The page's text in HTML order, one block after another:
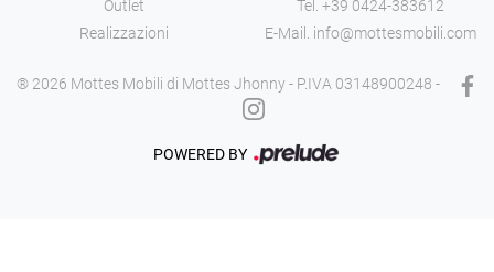
Outlet
Realizzazioni
Tel. +39 0424-383612
E-Mail. info@mottesmobili.com
® 2026 Mottes Mobili di Mottes Jhonny - P.IVA 03148900248 -
POWERED BY